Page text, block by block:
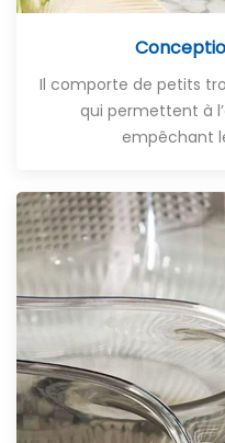
Il comporte de petits
qui permettent à
empêchant